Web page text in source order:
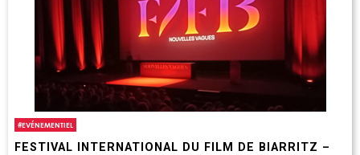
#EVÉNEMENTIEL
FESTIVAL INTERNATIONAL DU FILM DE BIARRITZ –